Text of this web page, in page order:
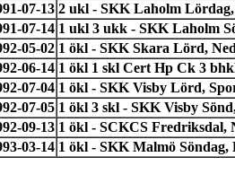
07-13 2 ukl - SKK Laholm
07-14 1 ukl 3 ukk - SKK Laholm
05-02 1 ökl - SKK Skara Lörd,
06-14 1 ökl 1 skl Cert Hp Ck 3
07-04 1 ökl - SKK Visby Lörd,
07-05 1 ökl 3 skl - SKK Visby
09-13 1 ökl - SCKCS
03-14 1 ökl - SKK Malmö Söndag,